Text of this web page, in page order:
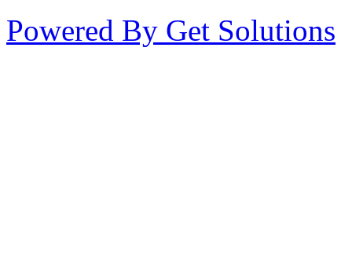
Powered By Get Solutions